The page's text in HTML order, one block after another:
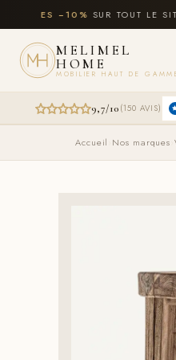
au
contenu
−10% SUR TOUT LE SITE
MELIMEL
HOME
MOBILIER HAUT DE
9,7/10 (150 AVIS)
Accueil Nos marques ›